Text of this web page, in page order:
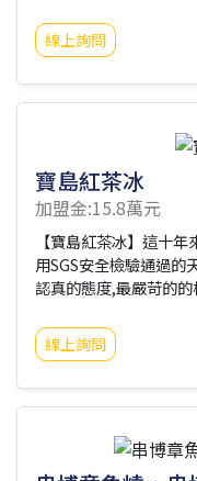
線上詢問
寶島紅茶冰
加盟金:15.8萬元
【寶島紅茶冰】這十
用SGS安全檢驗通過的
認真的態度,最嚴苛的
品牌|寶島紅茶冰加盟專
島紅茶冰加盟說明會
線上詢問